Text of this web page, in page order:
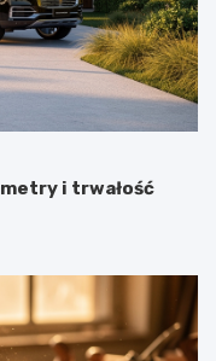
i trwałość